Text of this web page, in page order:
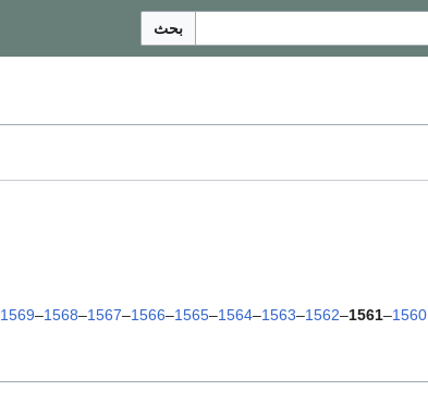
بحث
1560
–
1561
–
1562
–
1563
–
1564
–
1565
–
1566
–
1567
–
1568
–
1569